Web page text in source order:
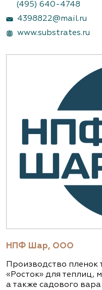
(495) 640-4748
4398822@mail.ru
www.substrates.ru
НПФ Шар, ООО
Производство пленок
«Росток» для теплиц,
а также садового